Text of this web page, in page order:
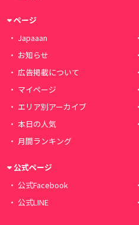
ページ
Japaaan
お知らせ
広告掲載について
マイページ
エリア別アーカイブ
本日の人気
月間ランキング
公式ページ
公式Facebook
公式LINE